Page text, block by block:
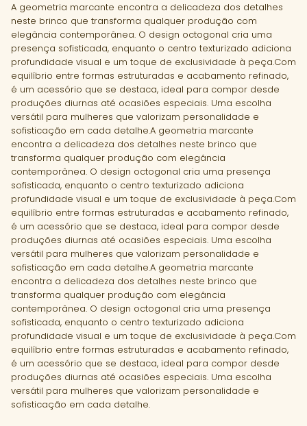
A geometria marcante encontra a delicadeza dos detalhes
neste brinco que transforma qualquer produção com
elegância contemporânea. O design octogonal cria uma
presença sofisticada, enquanto o centro texturizado adiciona
profundidade visual e um toque de exclusividade à peça.Com
equilíbrio entre formas estruturadas e acabamento refinado,
é um acessório que se destaca, ideal para compor desde
produções diurnas até ocasiões especiais. Uma escolha
versátil para mulheres que valorizam personalidade e
sofisticação em cada detalhe.A geometria marcante
encontra a delicadeza dos detalhes neste brinco que
transforma qualquer produção com elegância
contemporânea. O design octogonal cria uma presença
sofisticada, enquanto o centro texturizado adiciona
profundidade visual e um toque de exclusividade à peça.Com
equilíbrio entre formas estruturadas e acabamento refinado,
é um acessório que se destaca, ideal para compor desde
produções diurnas até ocasiões especiais. Uma escolha
versátil para mulheres que valorizam personalidade e
sofisticação em cada detalhe.A geometria marcante
encontra a delicadeza dos detalhes neste brinco que
transforma qualquer produção com elegância
contemporânea. O design octogonal cria uma presença
sofisticada, enquanto o centro texturizado adiciona
profundidade visual e um toque de exclusividade à peça.Com
equilíbrio entre formas estruturadas e acabamento refinado,
é um acessório que se destaca, ideal para compor desde
produções diurnas até ocasiões especiais. Uma escolha
versátil para mulheres que valorizam personalidade e
sofisticação em cada detalhe.